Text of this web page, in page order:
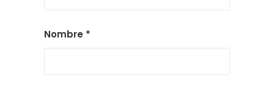
Nombre *